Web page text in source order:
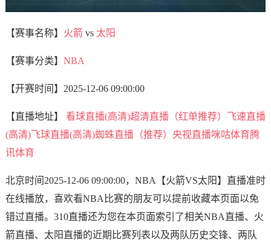
【赛事名称】 火箭vs 太阳
【赛事分类】 NBA
【开赛时间】 2025-12-06 09:00:00
【直播地址】 看球直播(高清)超清直播（红单推荐） 飞速直播
(高清)飞球直播(高清)蜘蛛直播（推荐） 央视直播咪咕体育腾
讯体育
北京时间2025-12-06 09:00:00，NBA【火箭VS太阳】直播准时
在线播放，喜欢看NBA比赛的朋友可以提前收藏本页面以免
错过直播。310直播还为您在本页面索引了相关NBA直播、火
箭直播、太阳直播的近期比赛列表以及两队历史交锋、两队